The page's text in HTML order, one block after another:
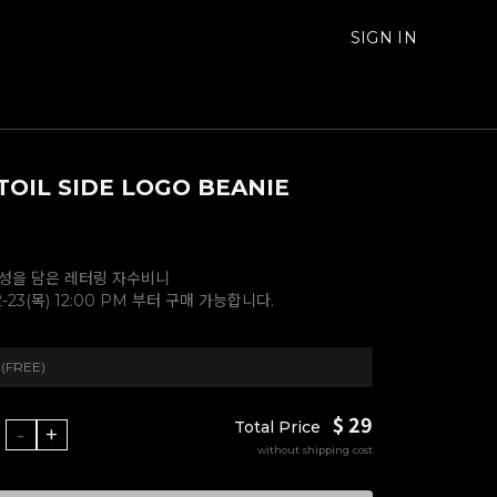
SIGN IN
SIDE LOGO BEANIE
을 담은 레터링 자수비니
23(목) 12:00 PM 부터 구매 가능합니다.
- + Total Price $ 29
without shipping cost